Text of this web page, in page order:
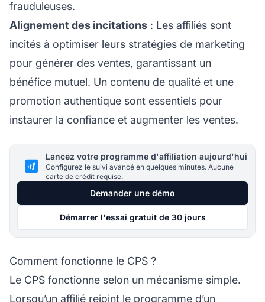
frauduleuses.
Alignement des incitations : Les affiliés sont
incités à optimiser leurs stratégies de marketing
pour générer des ventes, garantissant un
bénéfice mutuel. Un contenu de qualité et une
promotion authentique sont essentiels pour
instaurer la confiance et augmenter les ventes.
Lancez votre programme d'affiliation aujourd'hui
Configurez le suivi avancé en quelques minutes. Aucune
carte de crédit requise.
Demander une démo
Démarrer l'essai gratuit de 30 jours
Comment fonctionne le CPS ?
Le CPS fonctionne selon un mécanisme simple.
Lorsqu’un affilié rejoint le programme d’un